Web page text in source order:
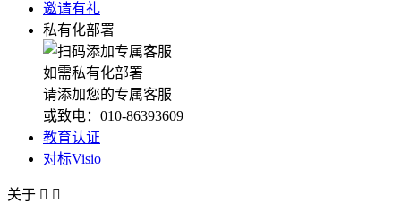
邀请有礼
私有化部署
如需私有化部署
请添加您的专属客服
或致电：010-86393609
教育认证
对标Visio
关于  